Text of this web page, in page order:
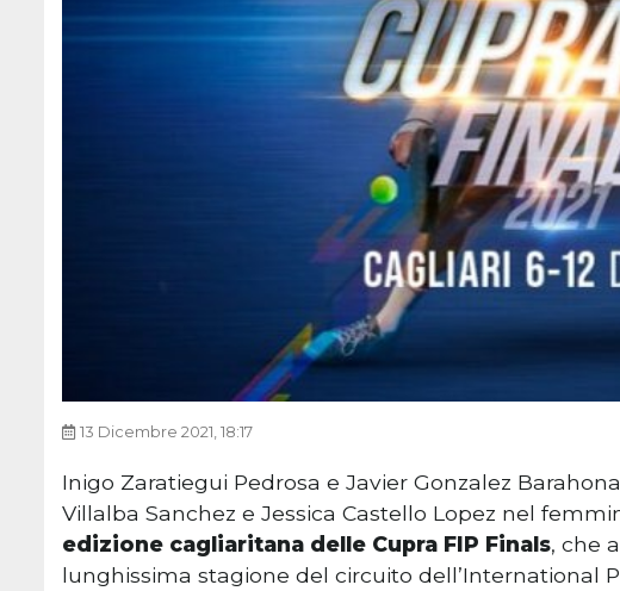
13 Dicembre 2021, 18:17
Inigo Zaratiegui Pedrosa e Javier Gonzalez
Villalba Sanchez e Jessica Castello Lopez nel
edizione cagliaritana delle Cupra FIP Finals, che
lunghissima stagione del circuito dell’International